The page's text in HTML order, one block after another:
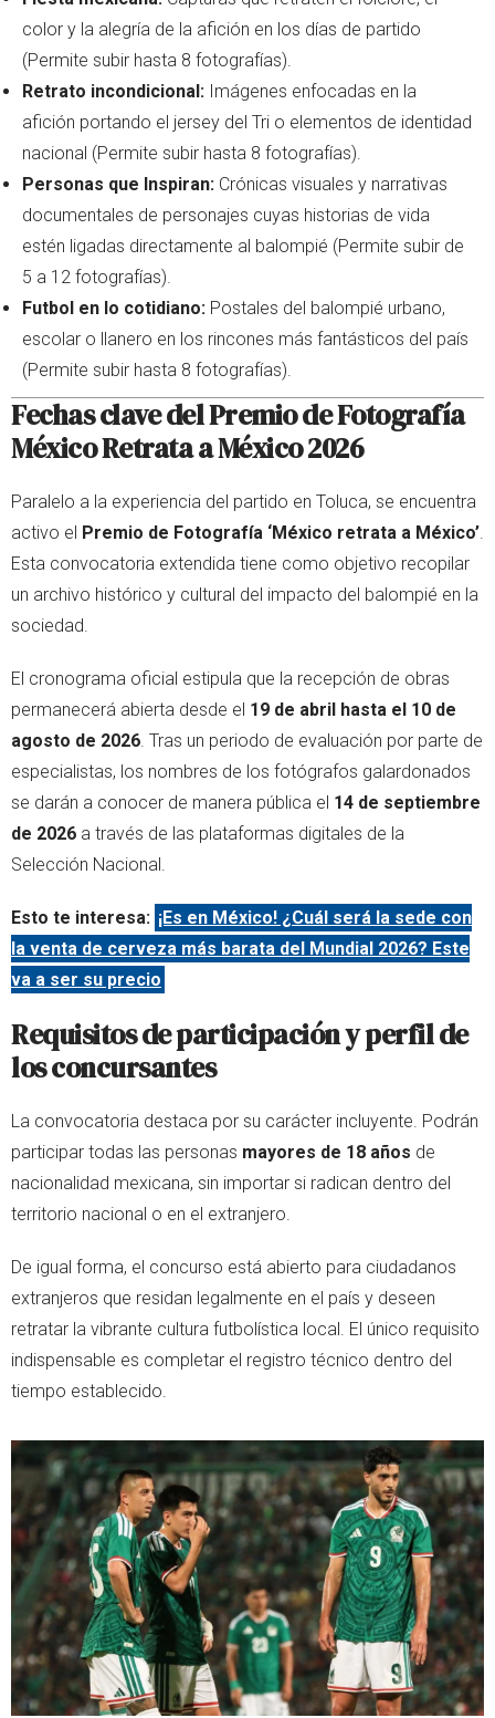
color y la alegría de la afición en los días de partido
(Permite subir hasta 8 fotografías).
Retrato incondicional: Imágenes enfocadas en la
afición portando el jersey del Tri o elementos de identidad
nacional (Permite subir hasta 8 fotografías).
Personas que Inspiran: Crónicas visuales y narrativas
documentales de personajes cuyas historias de vida
estén ligadas directamente al balompié (Permite subir de
5 a 12 fotografías).
Futbol en lo cotidiano: Postales del balompié urbano,
escolar o llanero en los rincones más fantásticos del país
(Permite subir hasta 8 fotografías).
Fechas clave del Premio de Fotografía
México Retrata a México 2026
Paralelo a la experiencia del partido en Toluca, se encuentra
activo el Premio de Fotografía ‘México retrata a México’
Esta convocatoria extendida tiene como objetivo recopilar
un archivo histórico y cultural del impacto del balompié en la
sociedad.
El cronograma oficial estipula que la recepción de obras
permanecerá abierta desde el 19 de abril hasta el 10 de
agosto de 2026 . Tras un periodo de evaluación por parte de
especialistas, los nombres de los fotógrafos galardonados
se darán a conocer de manera pública el 14 de septiembre
de 2026 a través de las plataformas digitales de la
Selección Nacional.
Esto te interesa: ¡Es en México! ¿Cuál será la sede con
la venta de cerveza más barata del Mundial 2026? Este
va a ser su precio
Requisitos de participación y perfil de
los concursantes
La convocatoria destaca por su carácter incluyente. Podrán
participar todas las personas mayores de 18 años de
nacionalidad mexicana, sin importar si radican dentro del
territorio nacional o en el extranjero.
De igual forma, el concurso está abierto para ciudadanos
extranjeros que residan legalmente en el país y deseen
retratar la vibrante cultura futbolística local. El único requisito
indispensable es completar el registro técnico dentro del
tiempo establecido.